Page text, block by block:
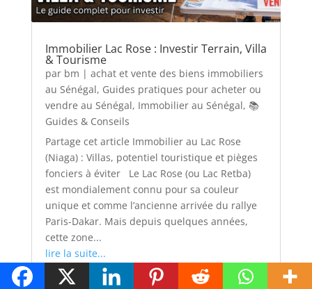
Immobilier Lac Rose : Investir Terrain, Villa
& Tourisme
par bm | achat et vente des biens immobiliers
au Sénégal, Guides pratiques pour acheter ou
vendre au Sénégal, Immobilier au Sénégal, 📚
Guides & Conseils
Partage cet article Immobilier au Lac Rose
(Niaga) : Villas, potentiel touristique et pièges
fonciers à éviter Le Lac Rose (ou Lac Retba)
est mondialement connu pour sa couleur
unique et comme l’ancienne arrivée du rallye
Paris-Dakar. Mais depuis quelques années,
cette zone...
lire la suite...